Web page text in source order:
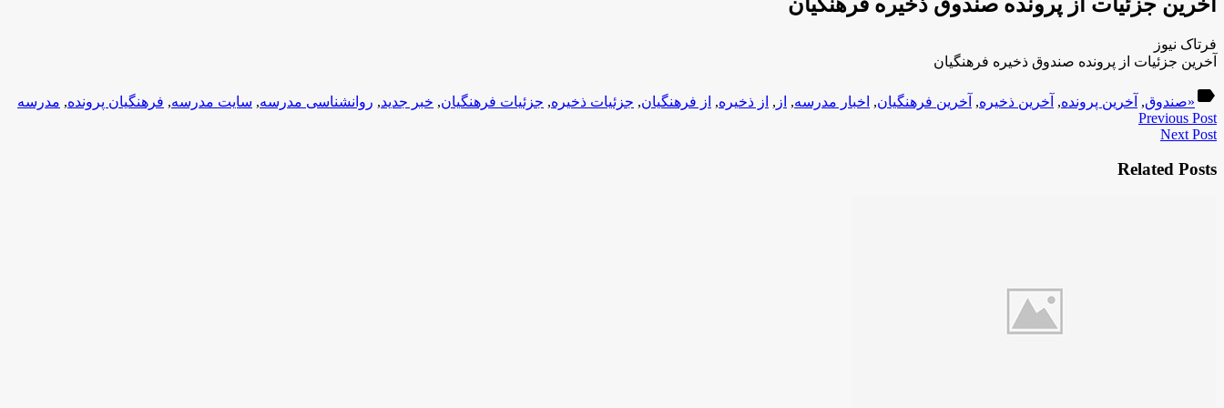
فرتاک نیوز
آخرین جزئیات از پرونده صندوق ذخیره فرهنگیان
label «صندوق, آخرین پرونده, آخرین ذخیره, آخرین فرهنگیان, اخبار مدرسه, از , از ذخیره, از فرهنگیان, جزئیات ذخیره, جزئیات فرهنگیان, خبر جدید, روانشناسی مدرسه, سایت مدرسه, فرهنگیان پرونده, مدرسه
Previous Post
Next Post
Related Posts